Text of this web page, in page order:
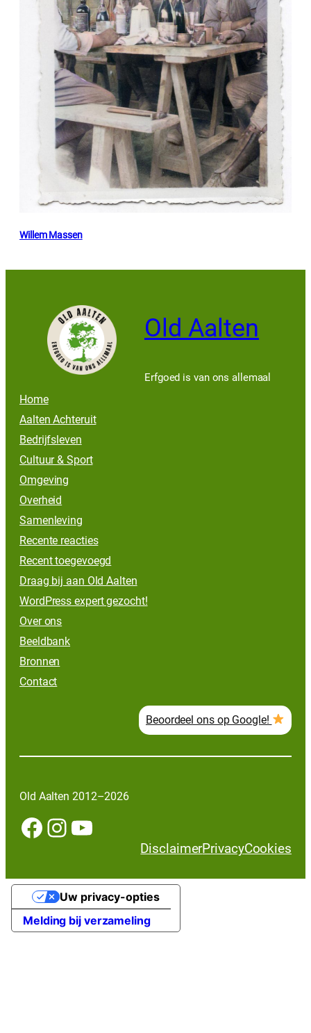
Willem Massen
Old Aalten
Erfgoed is van ons allemaal
Home
Aalten Achteruit
Bedrijfsleven
Cultuur & Sport
Omgeving
Overheid
Samenleving
Recente reacties
Recent toegevoegd
Draag bij aan Old Aalten
WordPress expert gezocht!
Over ons
Beeldbank
Bronnen
Contact
Beoordeel ons op Google!
Old Aalten 2012–2026
Facebook InstagramYouTube
DisclaimerPrivacyCookies
Melding bij verzameling
Uw privacy-opties